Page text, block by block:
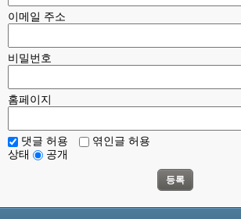
이메일 주소
비밀번호
홈페이지
댓글 허용
엮인글 허용
상태
공개
등록